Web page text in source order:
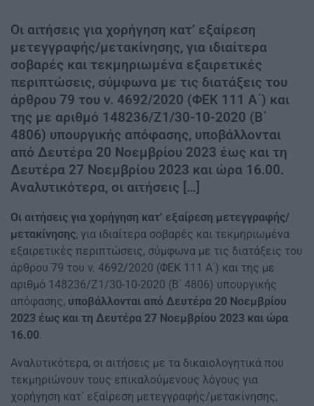
Οι αιτήσεις για χορήγηση κατ’ εξαίρεση
μετεγγραφής/μετακίνησης, για ιδιαίτερα
σοβαρές και τεκμηριωμένα εξαιρετικές
περιπτώσεις, σύμφωνα με τις διατάξεις του
άρθρου 79 του ν. 4692/2020 (ΦΕΚ 111 Α΄) και
της με αριθμό 148236/Ζ1/30-10-2020 (Β΄
4806) υπουργικής απόφασης, υποβάλλονται
από Δευτέρα 20 Νοεμβρίου 2023 έως και τη
Δευτέρα 27 Νοεμβρίου 2023 και ώρα 16.00.
Αναλυτικότερα, οι αιτήσεις […]
Οι αιτήσεις για χορήγηση κατ’ εξαίρεση μετεγγραφής/
μετακίνησης, για ιδιαίτερα σοβαρές και τεκμηριωμένα
εξαιρετικές περιπτώσεις, σύμφωνα με τις διατάξεις του
άρθρου 79 του ν. 4692/2020 (ΦΕΚ 111 Α΄) και της με
αριθμό 148236/Ζ1/30-10-2020 (Β΄ 4806) υπουργικής
απόφασης, υποβάλλονται από Δευτέρα 20 Νοεμβρίου
2023 έως και τη Δευτέρα 27 Νοεμβρίου 2023 και ώρα
16.00.
Αναλυτικότερα, οι αιτήσεις με τα δικαιολογητικά που
τεκμηριώνουν τους επικαλούμενους λόγους για
χορήγηση κατ΄ εξαίρεση μετεγγραφής/μετακίνησης,